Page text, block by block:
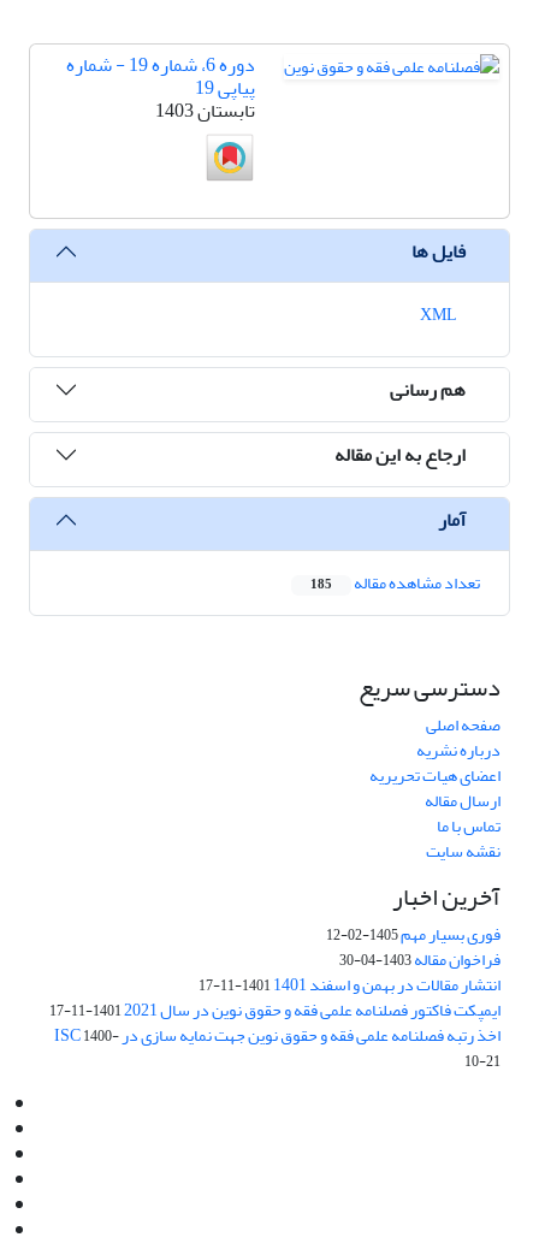
دوره 6، شماره 19 - شماره
پیاپی 19
تابستان 1403
فایل ها
هم رسانی
ارجاع به این مقاله
آمار
تعداد مشاهده مقاله 185
دسترسی سریع
صفحه اصلی
درباره نشریه
اعضای هیات تحریریه
ارسال مقاله
تماس با ما
نقشه سایت
آخرین اخبار
فوری بسیار مهم1405-02-12
فراخوان مقاله1403-04-30
انتشار مقالات در بهمن و اسفند 1401 1401-11-17
ایمپکت فاکتور فصلنامه علمی فقه و حقوق نوین در سال 2021 1401-11-17
اخذ رتبه فصلنامه علمی فقه و حقوق نوین جهت نمایه سازی در ISC1400-
10-21